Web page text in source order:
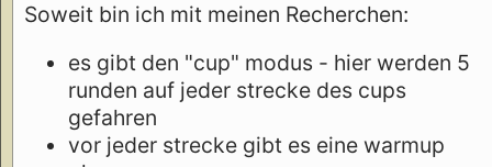
Soweit bin ich mit meinen Recherchen:
es gibt den "cup" modus - hier werden 5
runden auf jeder strecke des cups
gefahren
vor jeder strecke gibt es eine warmup